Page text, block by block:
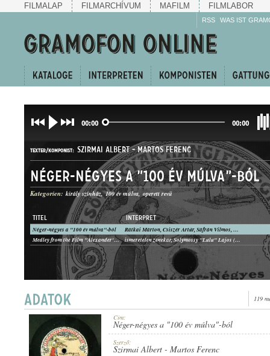
FILMALAP FILMARCHÍVUM MAFILM FILMLABOR
RSS WAS IST
00:00 00:00
TEXTER/KOMPONIST: SZIRMAI ALBERT-MARTOS FERENC
GATTUNG: OPERETTBETÉT
ERSCHEINUNGSJAHR: 1908 KÖRÜL
Néger-négyes a "100 év múlva"-ból
Kategorien: király színház 100 év múlva operett revü
TITEL INTERPRET
Néger-négyes a "100 év múlva"-ból
Rátkai Márton, Csiszér Artúr, Sáfrán Vilmos, Simai István, Király Színház zenekara
Medley from the Film "Alexander's Ragtime Band"
ismeretelen zenekar, Solymossy "Lulu" Lajos (zongora)
119
Cím:
Néger-négyes a "100 év múlva"-ból
Szerző:
Szirmai Albert - Martos Ferenc